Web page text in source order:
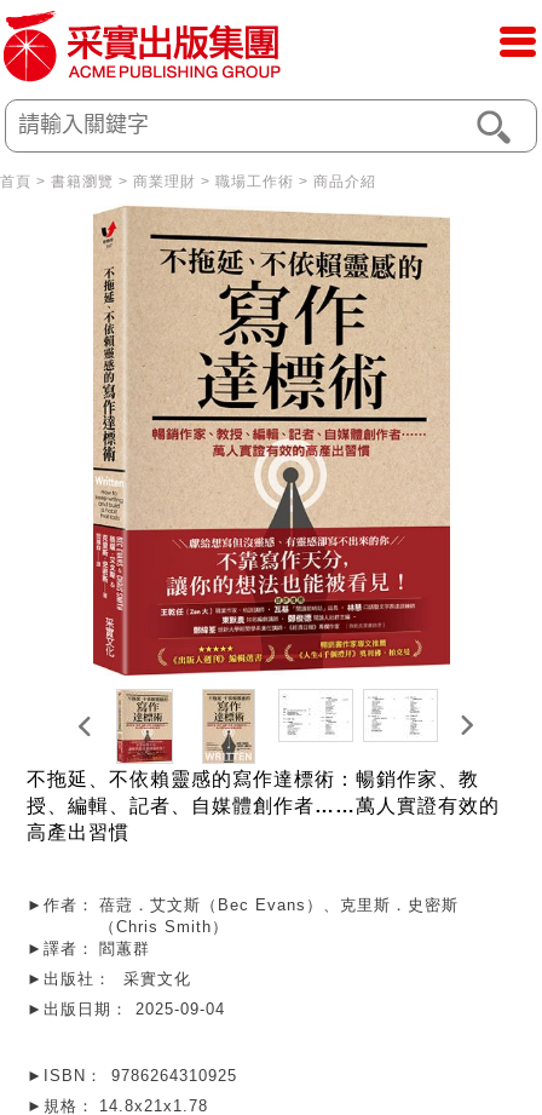
首頁 > 書籍瀏覽 > 商業理財 > 職場工作術 > 商品介紹
不拖延、不依賴靈感的寫作達標術：暢銷作家、教
授、編輯、記者、自媒體創作者……萬人實證有效的
高產出習慣
►作者：
蓓蒄．艾文斯（Bec Evans）、克里斯．史密斯
（Chris Smith）
►譯者：
閻蕙群
►出版社：
采實文化
►出版日期：
2025-09-04
►ISBN：
9786264310925
►規格：
14.8x21x1.78